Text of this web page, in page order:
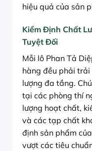
hiệu quả của sản
Kiểm Định Chất
Tuyệt Đối
Mỗi lô Phan Tả
hàng đều phải
lượng đa tầng.
tại các phòng thí
lượng hoạt chất,
và các tạp chất
định sản phẩm
vượt các tiêu